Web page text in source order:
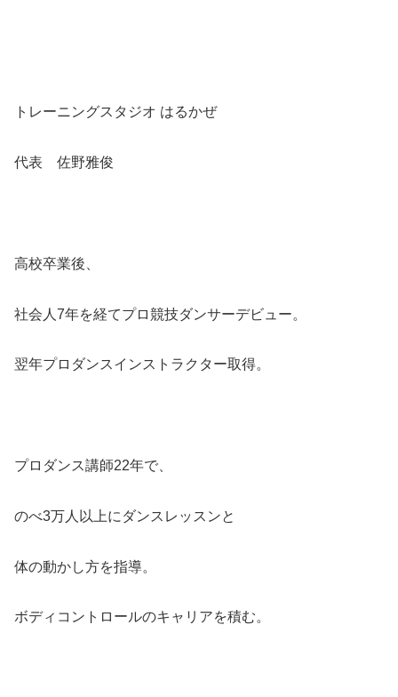
トレーニングスタジオ はるかぜ
代表 佐野雅俊
高校卒業後、
社会人7年を経てプロ競技ダンサーデビュー。
翌年プロダンスインストラクター取得。
プロダンス講師22年で、
のべ3万人以上にダンスレッスンと
体の動かし方を指導。
ボディコントロールのキャリアを積む。